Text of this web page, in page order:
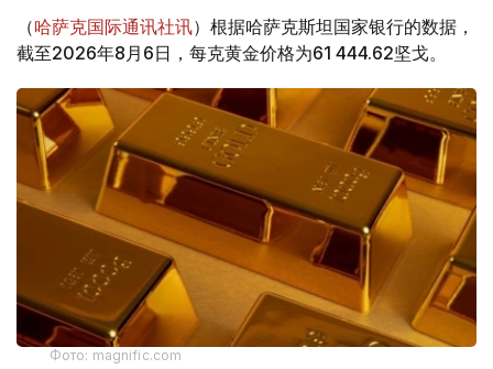
（哈萨克国际通讯社讯）根据哈萨克斯坦国家银行的数据，
截至2026年8月6日，每克黄金价格为61 444.62坚戈。
Фото: magnific.com